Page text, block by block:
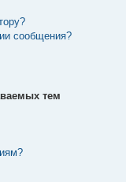
сообщения?
тем